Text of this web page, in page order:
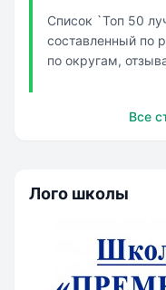
Список `Топ 50
составленный по
по округам,
Все
Лого школы